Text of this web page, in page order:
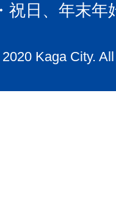
祝日、年末
Kaga City.